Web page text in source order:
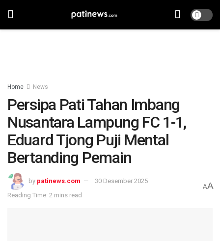
Home News
Persipa Pati Tahan Imbang
Nusantara Lampung FC 1-1,
Eduard Tjong Puji Mental
Bertanding Pemain
by patinews.com
30 Desember 2025
Reading Time: 2 mins read
AA